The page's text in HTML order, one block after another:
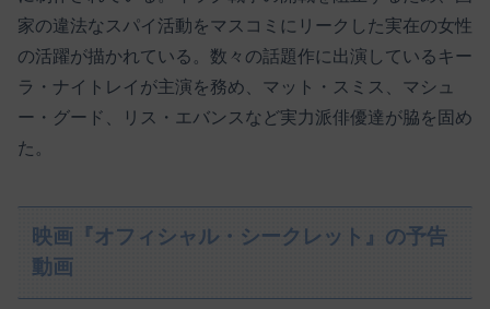
家の違法なスパイ活動をマスコミにリークした実在の女性
の活躍が描かれている。数々の話題作に出演しているキー
ラ・ナイトレイが主演を務め、マット・スミス、マシュ
ー・グード、リス・エバンスなど実力派俳優達が脇を固め
た。
映画『オフィシャル・シークレット』の予告
動画